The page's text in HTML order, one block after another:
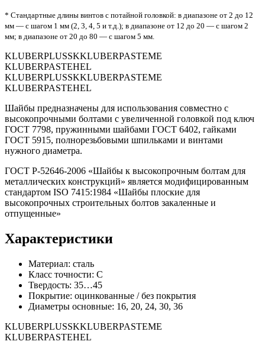
* Стандартные длины винтов с потайной головкой: в диапазоне от 2 до 12
мм — с шагом 1 мм (2, 3, 4, 5 и т.д.); в диапазоне от 12 до 20 — с шагом 2
мм; в диапазоне от 20 до 80 — с шагом 5 мм.
KLUBERPLUSSKKLUBERPASTEME
KLUBERPASTEHEL
KLUBERPLUSSKKLUBERPASTEME
KLUBERPASTEHEL
Шайбы предназначены для использования совместно с
высокопрочными болтами с увеличенной головкой под ключ
ГОСТ 7798, пружинными шайбами ГОСТ 6402, гайками
ГОСТ 5915, полнорезьбовыми шпильками и винтами
нужного диаметра.
ГОСТ Р-52646-2006 «Шайбы к высокопрочным болтам для
металлических конструкций» является модифицированным
стандартом ISO 7415:1984 «Шайбы плоские для
высокопрочных строительных болтов закаленные и
отпущенные»
Характеристики
Материал: сталь
Класс точности: С
Твердость: 35…45
Покрытие: оцинкованные / без покрытия
Диаметры основные: 16, 20, 24, 30, 36
KLUBERPLUSSKKLUBERPASTEME
KLUBERPASTEHEL